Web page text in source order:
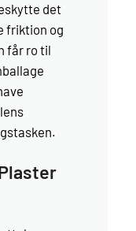
det
friktion og
får ro til